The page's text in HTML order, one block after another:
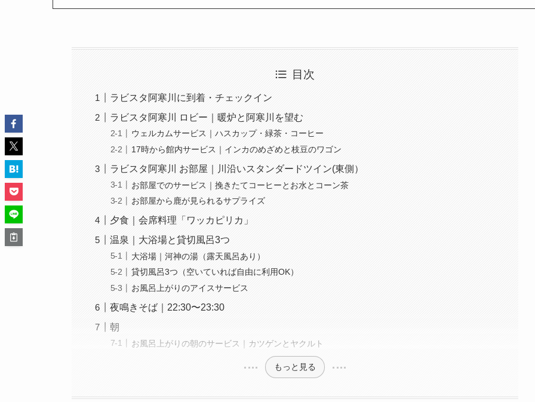
目次
ラビスタ阿寒川に到着・チェックイン
ラビスタ阿寒川 ロビー｜暖炉と阿寒川を望む
ウェルカムサービス｜ハスカップ・緑茶・コーヒー
17時から館内サービス｜インカのめざめと枝豆のワゴン
ラビスタ阿寒川 お部屋｜川沿いスタンダードツイン(東側）
お部屋でのサービス｜挽きたてコーヒーとお水とコーン茶
お部屋から鹿が見られるサプライズ
夕食｜会席料理「ワッカピリカ」
温泉｜大浴場と貸切風呂3つ
大浴場｜河神の湯（露天風呂あり）
貸切風呂3つ（空いていれば自由に利用OK）
お風呂上がりのアイスサービス
夜鳴きそば｜22:30〜23:30
朝
お風呂上がりの朝のサービス｜カツゲンとヤクルト
もっと見る